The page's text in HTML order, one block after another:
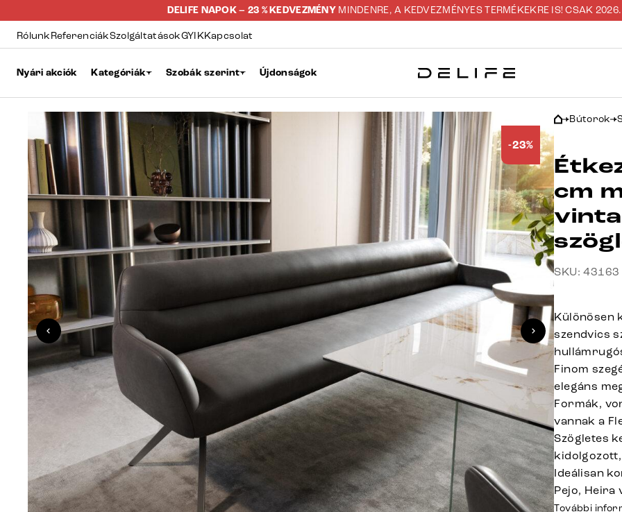
DELIFE NAPOK – 23 % KEDVEZMÉNYMINDENRE, A KEDVEZMÉNYES TERMÉKEKRE IS! CSAK
RólunkReferenciákSzolgáltatásokGYIKKapcsolat
Nyári akciók Kategóriák Szobák szerint Újdonságok
-23%
Bútorok
cm
SKU: 43163
Különösen
szendvics
Finom
elegáns
Formák,
vannak a
Szögletes
Ideálisan
Pejo, Heira
További